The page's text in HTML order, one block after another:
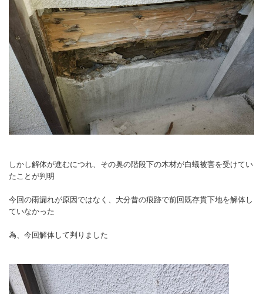
しかし解体が進むにつれ、その奥の階段下の木材が白蟻被害を受けてい
たことが判明
今回の雨漏れが原因ではなく、大分昔の痕跡で前回既存貫下地を解体し
ていなかった
為、今回解体して判りました